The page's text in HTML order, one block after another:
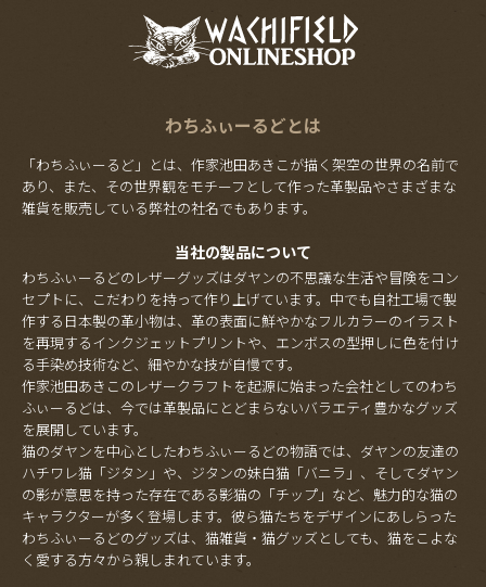
わちふぃーるどとは
「わちふぃーるど」とは、作家池田あきこが描く架空の世界の名前で
あり、また、その世界観をモチーフとして作った革製品やさまざまな
雑貨を販売している弊社の社名でもあります。
当社の製品について
わちふぃーるどのレザーグッズはダヤンの不思議な生活や冒険をコン
セプトに、こだわりを持って作り上げています。中でも自社工場で製
作する日本製の革小物は、革の表面に鮮やかなフルカラーのイラスト
を再現するインクジェットプリントや、エンボスの型押しに色を付け
る手染め技術など、細やかな技が自慢です。
作家池田あきこのレザークラフトを起源に始まった会社としてのわち
ふぃーるどは、今では革製品にとどまらないバラエティ豊かなグッズ
を展開しています。
猫のダヤンを中心としたわちふぃーるどの物語では、ダヤンの友達の
ハチワレ猫「ジタン」や、ジタンの妹白猫「バニラ」、そしてダヤン
の影が意思を持った存在である影猫の「チップ」など、魅力的な猫の
キャラクターが多く登場します。彼ら猫たちをデザインにあしらった
わちふぃーるどのグッズは、猫雑貨・猫グッズとしても、猫をこよな
く愛する方々から親しまれています。